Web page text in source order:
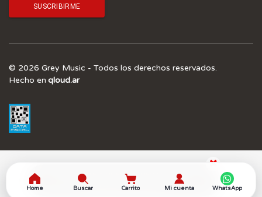
© 2026 Grey Music - Todos los derechos reservados.
Hecho en qloud.ar
Home Buscar Carrito Mi cuenta
¡SUSCRIBITE A NUESTRO NEWSLETTER Y
OBTENÉ UN 5.0% OFF!